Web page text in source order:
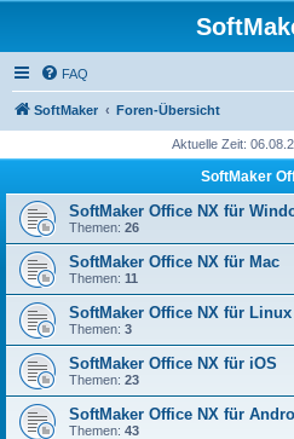
FAQ
SoftMaker Foren-Übersicht
Aktuelle Zeit:
SoftMaker
SoftMaker Office NX für
Themen: 26
SoftMaker Office NX für Mac
Themen: 11
SoftMaker Office NX für Linux
Themen: 3
SoftMaker Office NX für iOS
Themen: 23
SoftMaker Office NX für
Themen: 43